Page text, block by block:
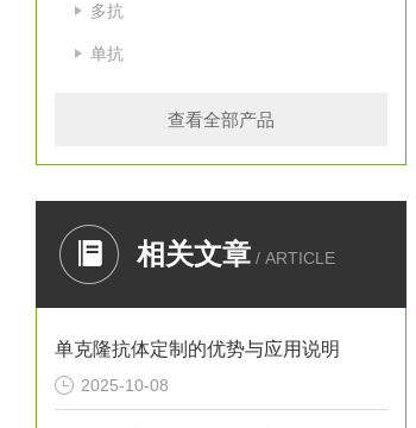
多抗
单抗
查看全部产品
相关文章 / ARTICLE
单克隆抗体定制的优势与应用说明
2025-10-08